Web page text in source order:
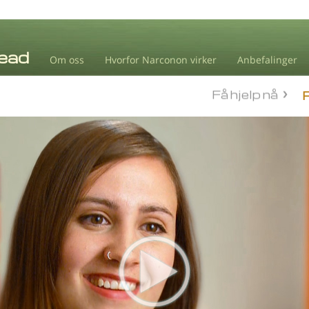
Om oss Hvorfor Narconon virker Anbefalinger
Få hjelp nå